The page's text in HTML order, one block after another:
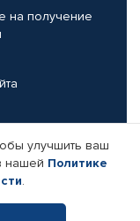
на получение
компании
улучшить ваш
нашей Политике
.